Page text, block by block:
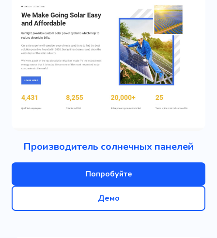
Производитель солнечных панелей
Попробуйте
Демо